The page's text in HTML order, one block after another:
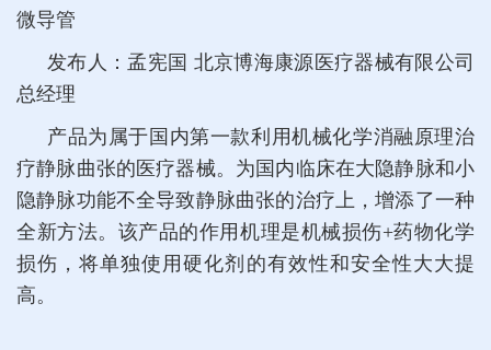
微导管
发布人：孟宪国 北京博海康源医疗器械有限公司
总经理
产品为属于国内第一款利用机械化学消融原理治
疗静脉曲张的医疗器械。为国内临床在大隐静脉和小
隐静脉功能不全导致静脉曲张的治疗上，增添了一种
全新方法。该产品的作用机理是机械损伤+药物化学
损伤，将单独使用硬化剂的有效性和安全性大大提
高。